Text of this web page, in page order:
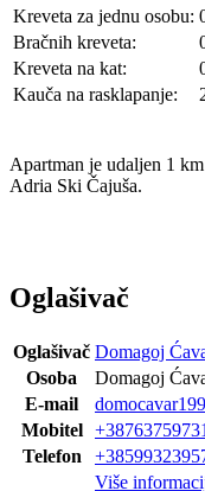
Kreveta za jednu osobu:
Bračnih kreveta:
Kreveta na kat:
Kauča na rasklapanje:
Apartman je udaljen 1
Adria Ski Čajuša.
Oglašivač
Oglašivač Domagoj
Osoba
Domagoj
E-mail
Mobitel
+38763759731
Telefon
Više